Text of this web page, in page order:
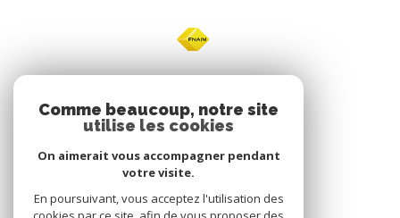
NOS
Comme beaucoup, notre site
utilise les cookies
On aimerait vous accompagner pendant
votre visite.
En poursuivant, vous acceptez l'utilisation des